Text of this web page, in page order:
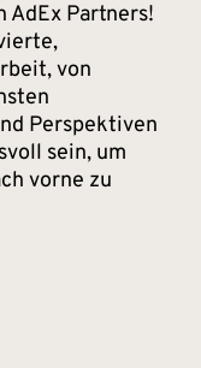
AdEx Partners!
von
Perspektiven
sein, um
vorne zu